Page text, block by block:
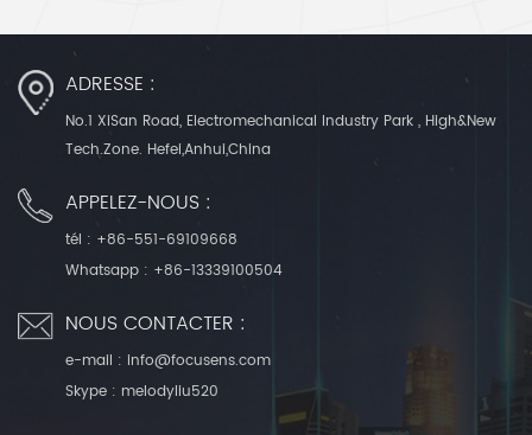
ADRESSE :
No.1 XiSan Road, Electromechanical Industry Park , High&New
Tech.Zone. Hefei,Anhui,China
APPELEZ-NOUS :
tél : +86-551-69109668
Whatsapp : +86-13339100504
NOUS CONTACTER :
e-mail : info@focusens.com
Skype : melodyliu520